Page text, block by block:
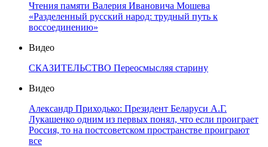
Чтения памяти Валерия Ивановича Мошева
«Разделенный русский народ: трудный путь к
воссоединению»
Видео
СКАЗИТЕЛЬСТВО Переосмысляя старину
Видео
Александр Приходько: Президент Беларуси А.Г.
Лукашенко одним из первых понял, что если проиграет
Россия, то на постсоветском пространстве проиграют
все